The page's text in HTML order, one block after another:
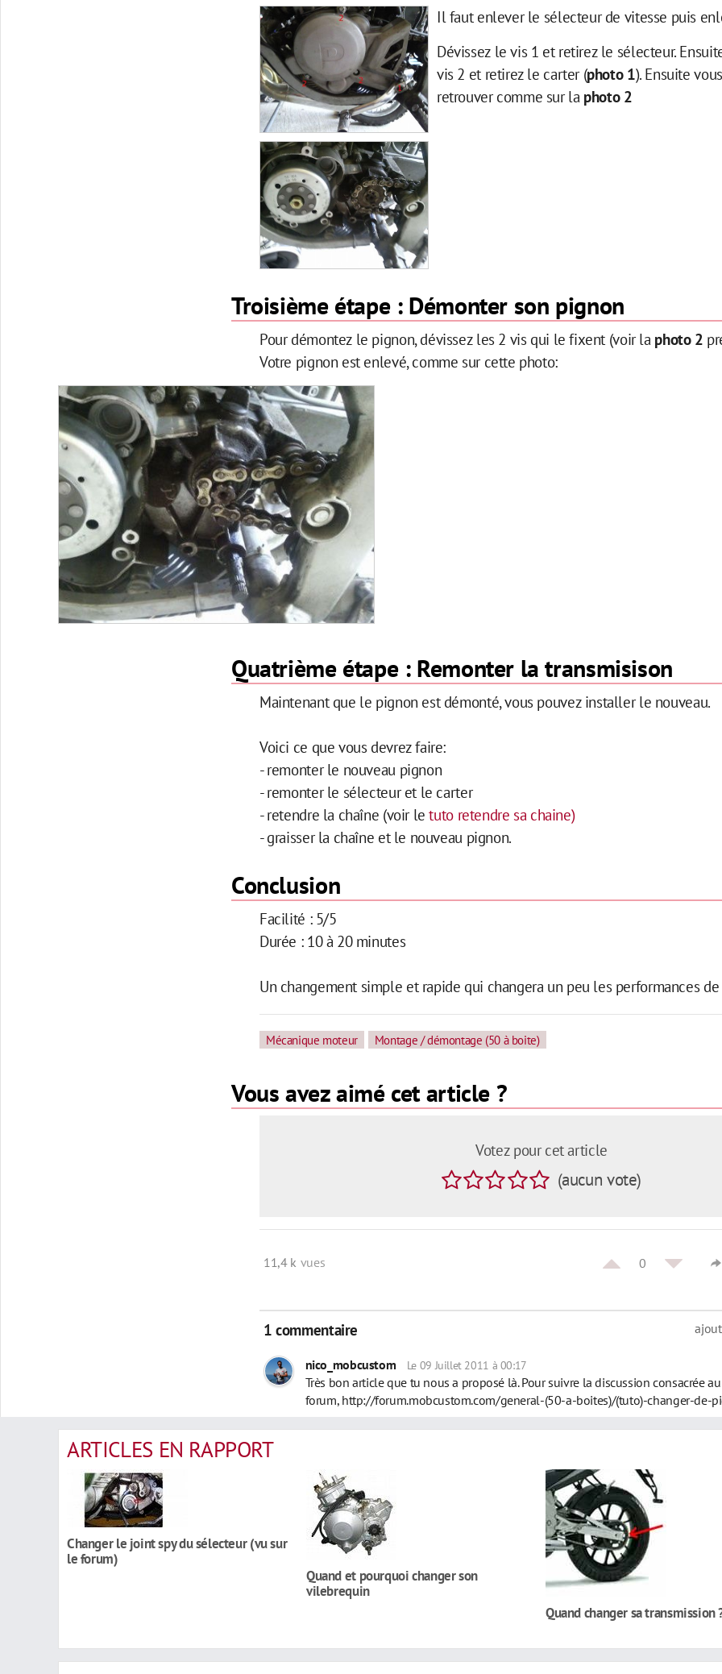
Il faut enlever le sélecteur de vitesse puis
Dévissez le vis 1 et retirez le sélecteur.
vis 2 et retirez le carter (photo 1). Ensuite
retrouver comme sur la photo 2
Troisième étape : Démonter son pignon
Pour démontez le pignon, dévissez les 2 vis qui le fixent (voir la photo 2
Votre pignon est enlevé, comme sur cette photo:
Quatrième étape : Remonter la transmisison
Maintenant que le pignon est démonté, vous pouvez installer le nouveau.
Voici ce que vous devrez faire:
- remonter le nouveau pignon
- remonter le sélecteur et le carter
- retendre la chaîne (voir letuto retendre sa chaine)
- graisser la chaîne et le nouveau pignon.
Conclusion
Facilité : 5/5
Durée : 10 à 20 minutes
Un changement simple et rapide qui changera un peu les performances
Mécanique moteur Montage / démontage (50 à boite)
Vous avez aimé cet article ?
Votez pour cet article
(aucun vote)
11,4 k vues 0
1 commentaire
nico_mobcustom Le 09 Juillet 2011 à 00:17
Très bon article que tu nous a proposé là. Pour suivre la discussion consacrée
forum,http://forum.mobcustom.com/general-(50-a-boites)/(tuto)-changer-de-
ARTICLES EN RAPPORT
Changer le joint spy du sélecteur (vu sur
le forum)
Quand et pourquoi changer son
vilebrequin
Quand changer sa transmission